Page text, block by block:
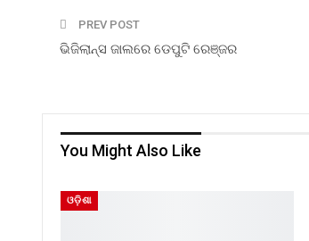
PREV POST
ଭିଜିଲାନ୍ସ ଜାଲରେ ଡେପୁଟି ରେଞ୍ଜର
You Might Also Like
ଓଡ଼ିଶା